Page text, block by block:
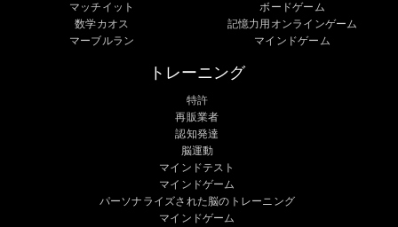
マッチイット
数学カオス
マーブルラン
ボードゲーム
記憶力用オンラインゲーム
マインドゲーム
トレーニング
特許
再販業者
認知発達
脳運動
マインドテスト
マインドゲーム
パーソナライズされた脳のトレーニング
マインドゲーム